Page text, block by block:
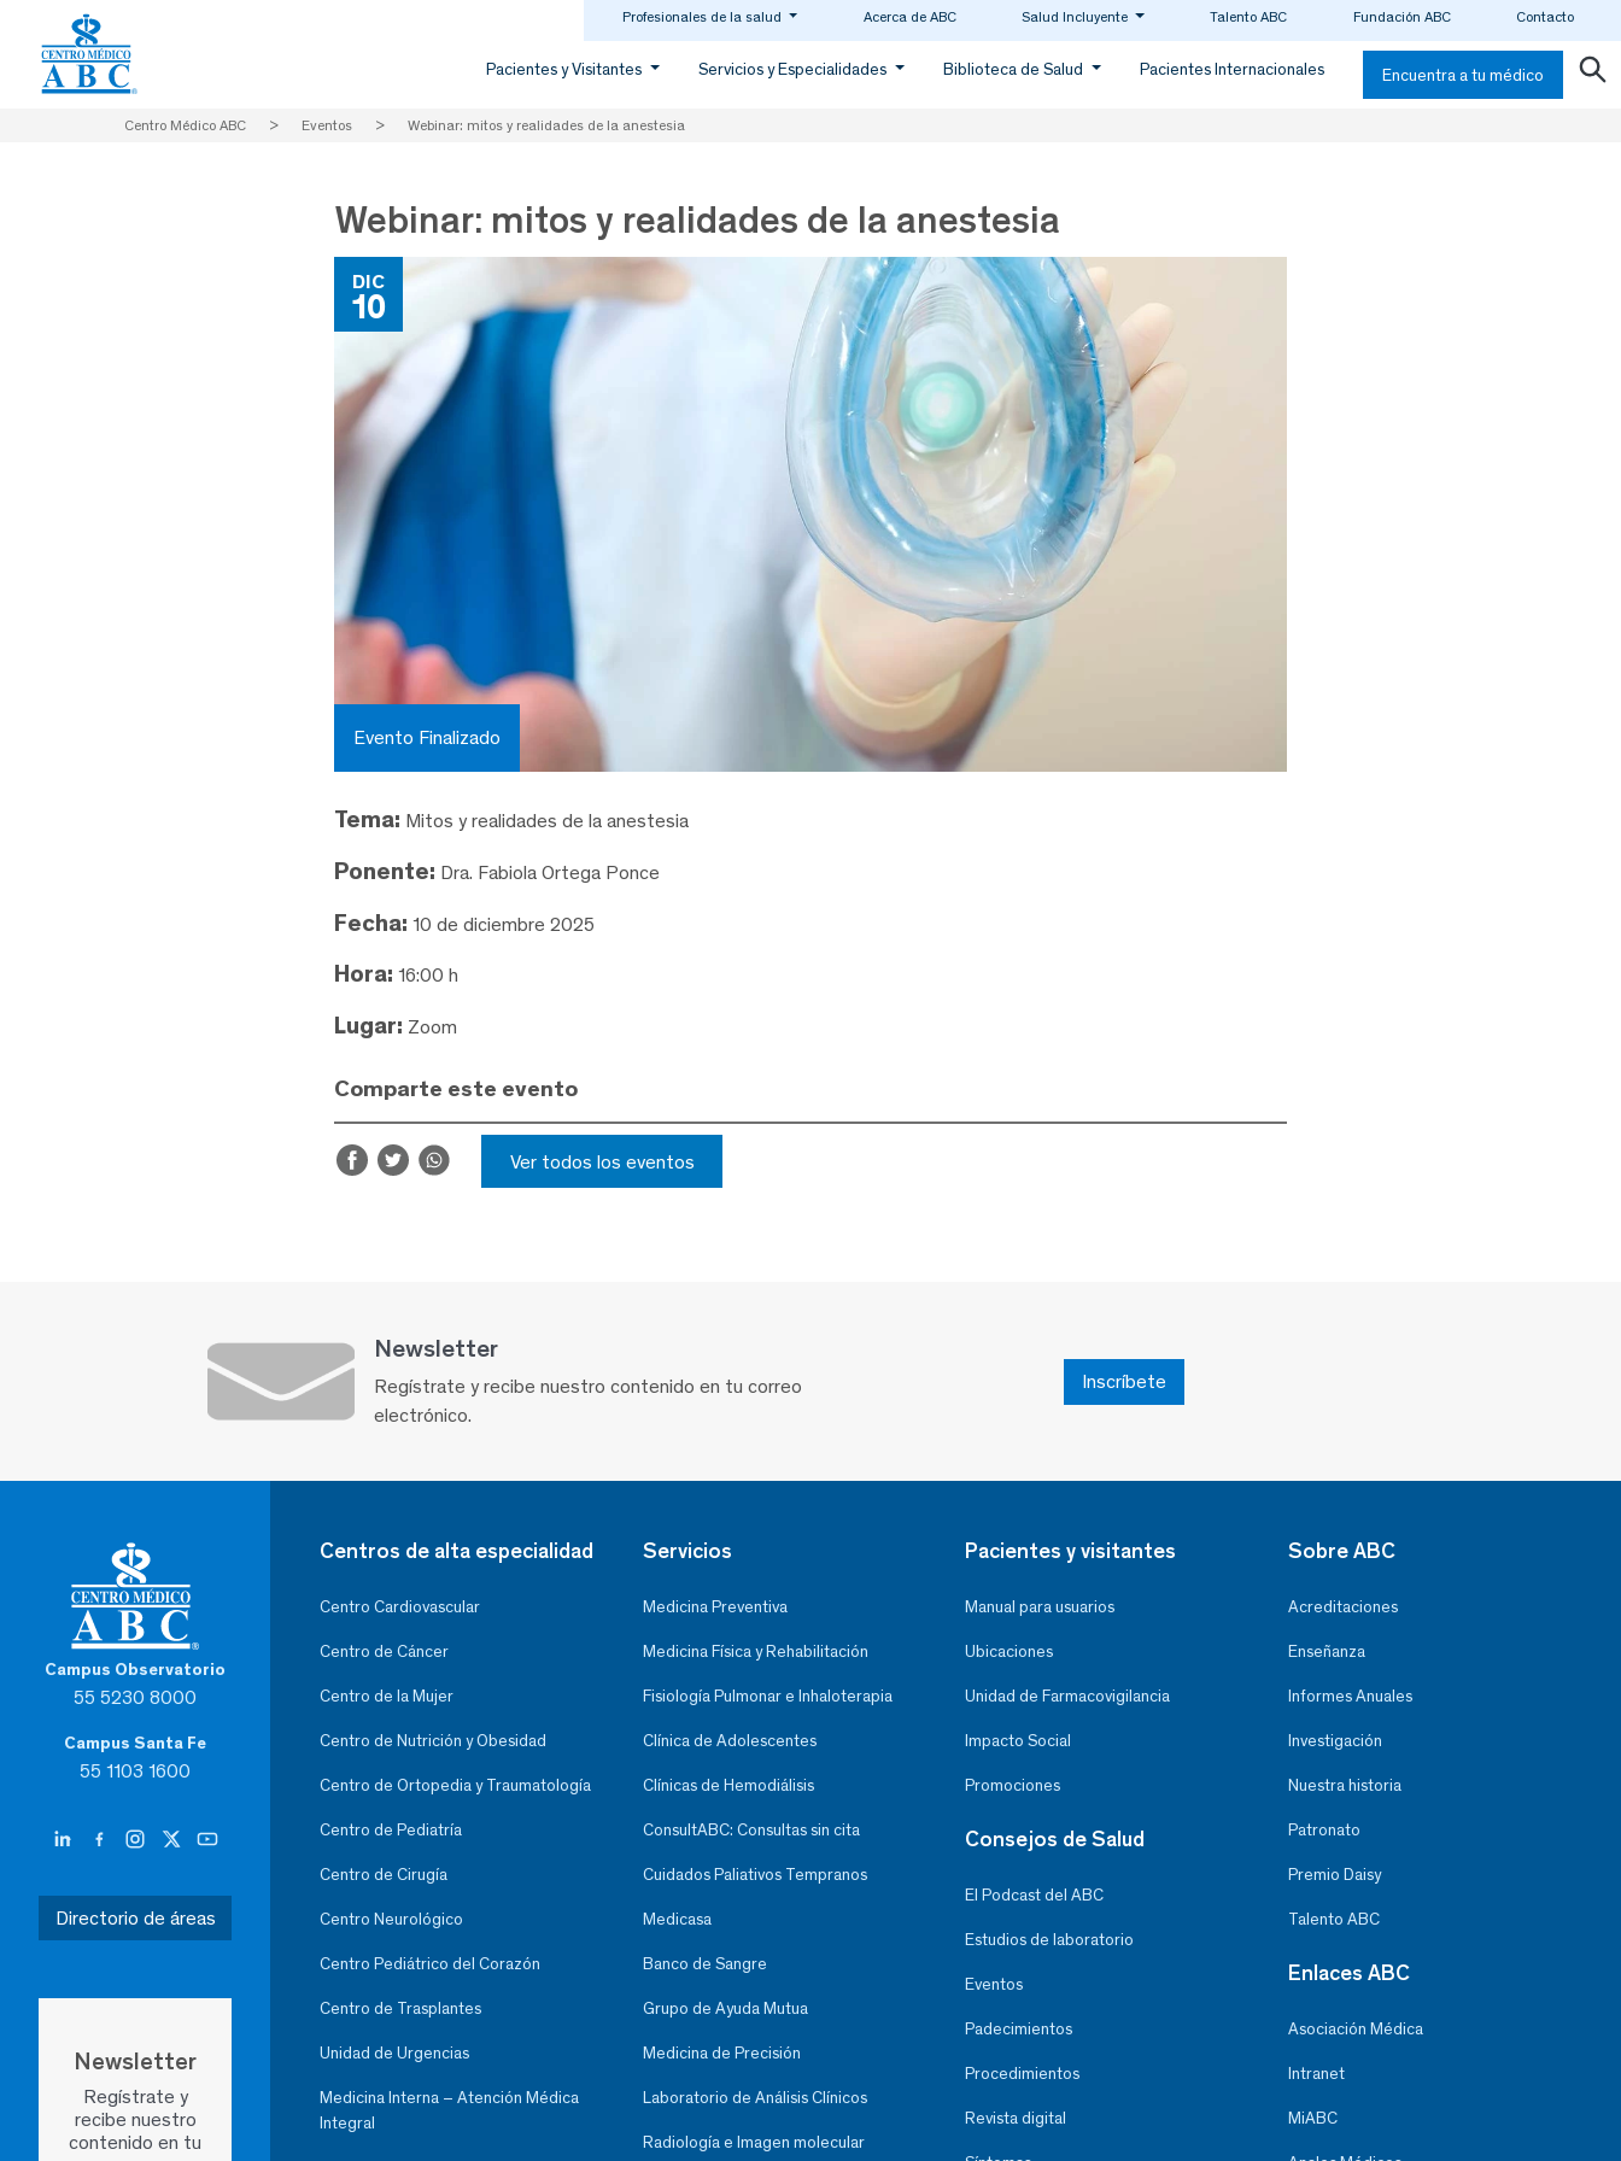
Profesionales de la salud Acerca de ABC Salud Incluyente Talento ABC Fundación ABC Contacto
Pacientes y Visitantes Servicios y Especialidades Biblioteca de Salud Pacientes Internacionales Encuentra a tu médico
Centro Médico ABC > Eventos > Webinar: mitos y realidades de la anestesia
Webinar: mitos y realidades de la anestesia
DIC
10
Evento Finalizado
Tema: Mitos y realidades de la anestesia
Ponente: Dra. Fabiola Ortega Ponce
Fecha: 10 de diciembre 2025
Hora: 16:00 h
Lugar: Zoom
Comparte este evento
Ver todos los eventos
Newsletter
Regístrate y recibe nuestro contenido en tu correo
electrónico.
Inscríbete
Campus Observatorio
55 5230 8000
Campus Santa Fe
55 1103 1600
Directorio de áreas
Newsletter
Regístrate y
recibe nuestro
contenido en tu
Centros de alta especialidad
Centro Cardiovascular
Centro de Cáncer
Centro de la Mujer
Centro de Nutrición y Obesidad
Centro de Ortopedia y Traumatología
Centro de Pediatría
Centro de Cirugía
Centro Neurológico
Centro Pediátrico del Corazón
Centro de Trasplantes
Unidad de Urgencias
Medicina Interna – Atención Médica
Integral
Servicios
Medicina Preventiva
Medicina Física y Rehabilitación
Fisiología Pulmonar e Inhaloterapia
Clínica de Adolescentes
Clínicas de Hemodiálisis
ConsultABC: Consultas sin cita
Cuidados Paliativos Tempranos
Medicasa
Banco de Sangre
Grupo de Ayuda Mutua
Medicina de Precisión
Laboratorio de Análisis Clínicos
Radiología e Imagen molecular
Pacientes y visitantes
Manual para usuarios
Ubicaciones
Unidad de Farmacovigilancia
Impacto Social
Promociones
Consejos de Salud
El Podcast del ABC
Estudios de laboratorio
Eventos
Padecimientos
Procedimientos
Revista digital
Sobre ABC
Acreditaciones
Enseñanza
Informes Anuales
Investigación
Nuestra historia
Patronato
Premio Daisy
Talento ABC
Enlaces ABC
Asociación Médica
Intranet
MiABC